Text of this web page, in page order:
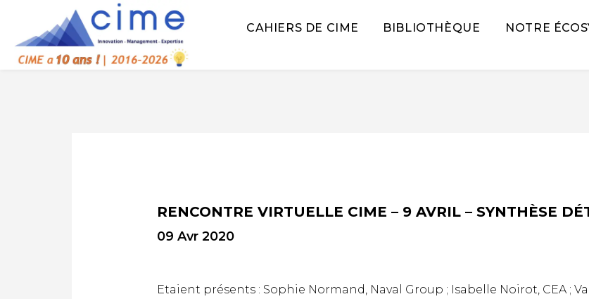
CAHIERS DE CIME BIBLIOTHÈQUE NOTRE
RENCONTRE VIRTUELLE CIME – 9 AVRIL – SYNTHÈSE
09 Avr 2020
Etaient présents : Sophie Normand, Naval Group ; Isabelle Noirot, CEA ;